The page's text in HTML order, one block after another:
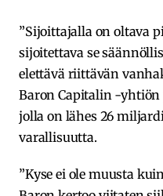
”Sijoittajalla on oltava
sijoitettava se
elettävä riittävän
Baron Capitalin -
jolla on lähes 26
varallisuutta.
”Kyse ei ole muusta